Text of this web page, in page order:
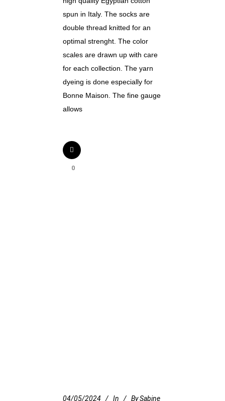
spun in Italy. The socks are
double thread knitted for an
optimal strenght. The color
scales are drawn up with care
for each collection. The yarn
dyeing is done especially for
Bonne Maison. The fine gauge
allows
0
04/05/2024 In BySabine